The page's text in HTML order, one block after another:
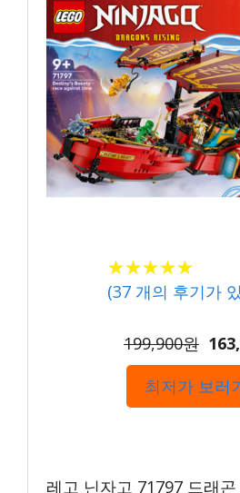
★★★★★
★★★★★
(37 개의 후기가
199,900원
최저가 보러
레고 닌자고 71797 드래